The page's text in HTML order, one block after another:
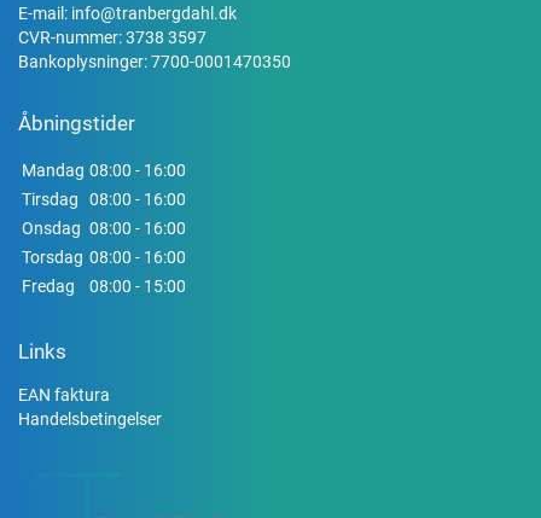
E-mail: info@tranbergdahl.dk
CVR-nummer: 3738 3597
Bankoplysninger: 7700-0001470350
Åbningstider
Mandag 08:00 - 16:00
Tirsdag
08:00 - 16:00
Onsdag 08:00 - 16:00
Torsdag 08:00 - 16:00
Fredag
08:00 - 15:00
Links
EAN faktura
Handelsbetingelser